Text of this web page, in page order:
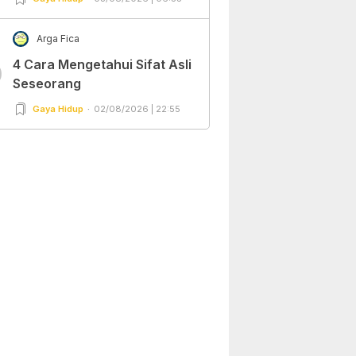
Arga Fica
4 Cara Mengetahui Sifat Asli
Seseorang
Gaya Hidup 02/08/2026 | 22:55